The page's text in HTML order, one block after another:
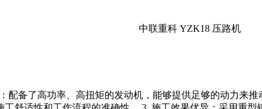
配备了高功率、高扭矩的发动机，能够提供足够的动力来